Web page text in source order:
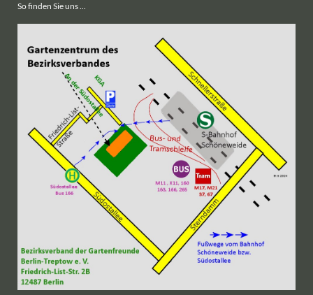
So finden Sie uns ...